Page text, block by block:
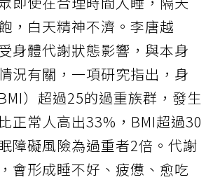
，白天精神不濟。李唐越
身體代謝狀態影響，與本身
況有關，一項研究指出，身
）超過25的過重族群，發生
正常人高出33%，BMI超過30
障礙風險為過重者2倍。代謝
會形成睡不好、疲憊、愈吃